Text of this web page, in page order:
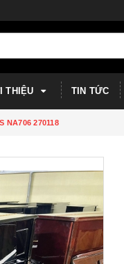
THIỆU TIN TỨC
NA706 270118